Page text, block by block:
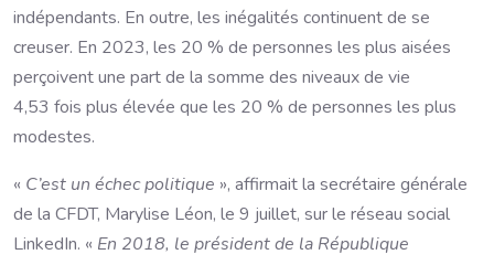
indépendants. En outre, les inégalités continuent de se
creuser. En 2023, les 20 % de personnes les plus aisées
perçoivent une part de la somme des niveaux de vie
4,53 fois plus élevée que les 20 % de personnes les plus
modestes.
« C’est un échec politique », affirmait la secrétaire générale
de la CFDT, Marylise Léon, le 9 juillet, sur le réseau social
LinkedIn. « En 2018, le président de la République